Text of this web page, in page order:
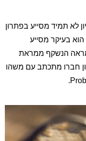
לא תמיד מסייע בפתרון
הוא בעיקר מסייע
הנשקף ממראת
חברו מתכתב עם משהו